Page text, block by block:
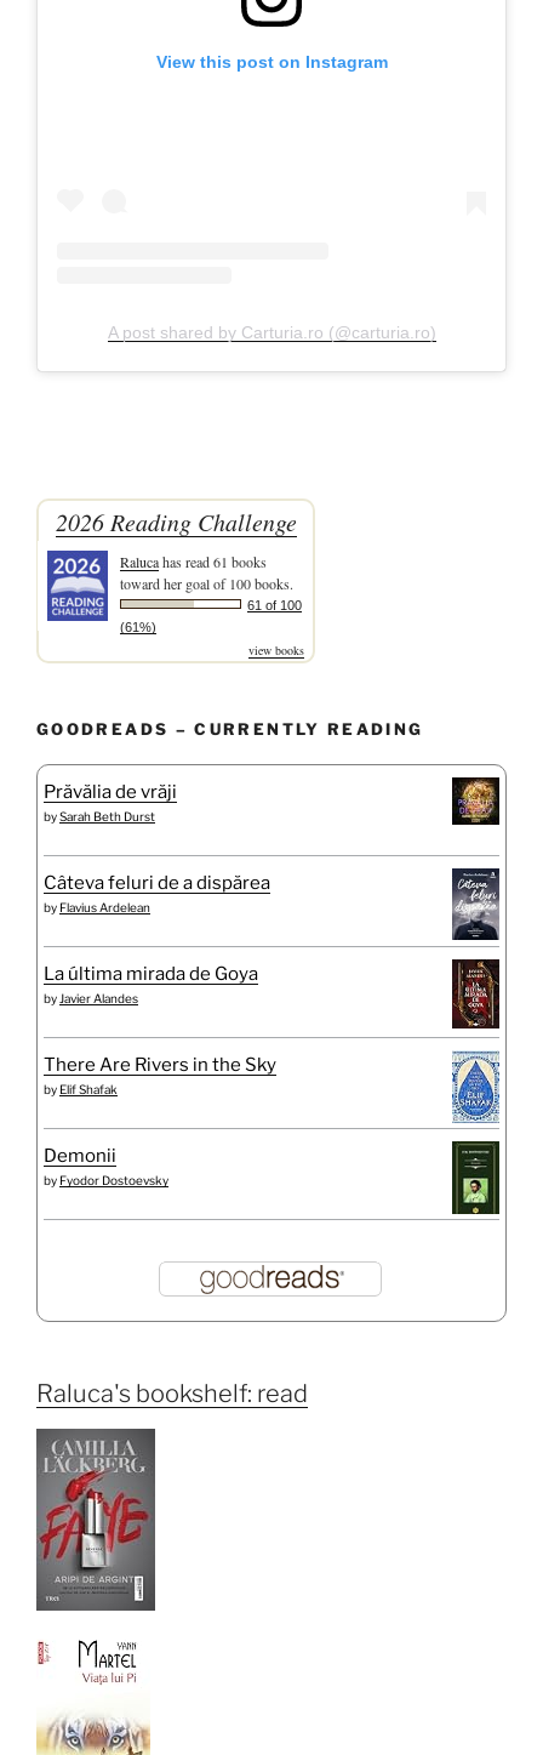
View this post on Instagram
A post shared by Carturia.ro (@carturia.ro)
2026 Reading Challenge
Ralucahas read 61 books
toward her goal of 100 books.
61 of 100
(61%)
view books
GOODREADS – CURRENTLY READING
Prăvălia de vrăji
bySarah Beth Durst
Câteva feluri de a dispărea
by Flavius Ardelean
La última mirada de Goya
by Javier Alandes
There Are Rivers in the Sky
by Elif Shafak
Demonii
by Fyodor Dostoevsky
Raluca's bookshelf: read